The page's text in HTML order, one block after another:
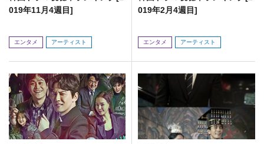
019年11月4週目]
エンタメ アーティスト
019年2月4週目]
エンタメ アーティスト